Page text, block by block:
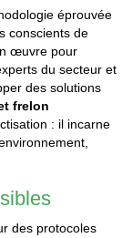
éprouvée
conscients de
œuvre pour
du secteur et
des solutions
frelon
: il incarne
des protocoles